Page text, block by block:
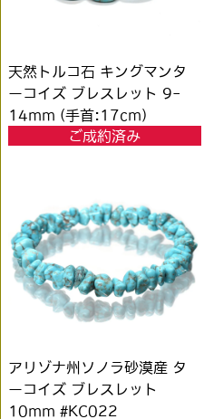
天然トルコ石 キングマンタ
ーコイズ ブレスレット 9-
14mm (手首:17cm)
ご成約済み
アリゾナ州ソノラ砂漠産 タ
ーコイズ ブレスレット
10mm #KC022